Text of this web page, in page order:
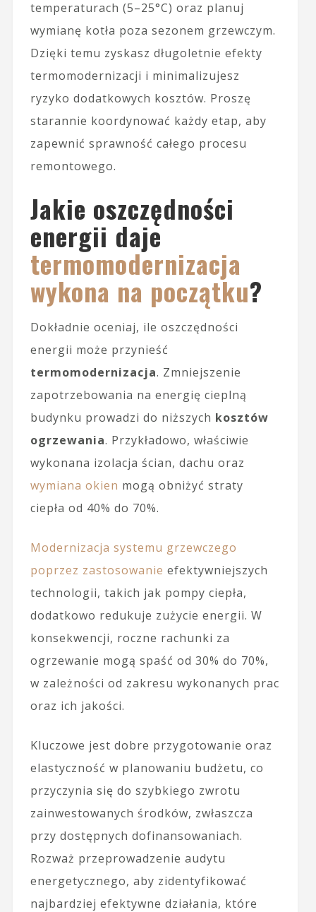
temperaturach (5–25°C) oraz planuj
wymianę kotła poza sezonem grzewczym.
Dzięki temu zyskasz długoletnie efekty
termomodernizacji i minimalizujesz
ryzyko dodatkowych kosztów. Proszę
starannie koordynować każdy etap, aby
zapewnić sprawność całego procesu
remontowego.
Jakie oszczędności
energii daje
termomodernizacja
wykona na początku?
Dokładnie oceniaj, ile oszczędności
energii może przynieść
termomodernizacja. Zmniejszenie
zapotrzebowania na energię cieplną
budynku prowadzi do niższych kosztów
ogrzewania. Przykładowo, właściwie
wykonana izolacja ścian, dachu oraz
wymiana okien mogą obniżyć straty
ciepła od 40% do 70%.
Modernizacja systemu grzewczego
poprzez zastosowanie efektywniejszych
technologii, takich jak pompy ciepła,
dodatkowo redukuje zużycie energii. W
konsekwencji, roczne rachunki za
ogrzewanie mogą spaść od 30% do 70%,
w zależności od zakresu wykonanych prac
oraz ich jakości.
Kluczowe jest dobre przygotowanie oraz
elastyczność w planowaniu budżetu, co
przyczynia się do szybkiego zwrotu
zainwestowanych środków, zwłaszcza
przy dostępnych dofinansowaniach.
Rozważ przeprowadzenie audytu
energetycznego, aby zidentyfikować
najbardziej efektywne działania, które